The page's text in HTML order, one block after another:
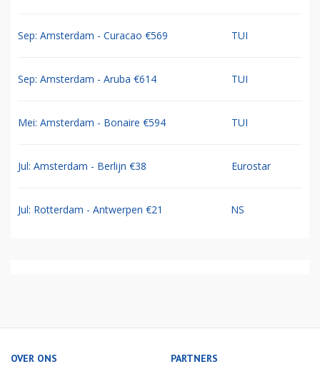
Sep: Amsterdam - Curacao €569 TUI
Sep: Amsterdam - Aruba €614 TUI
Mei: Amsterdam - Bonaire €594 TUI
Jul: Amsterdam - Berlijn €38 Eurostar
Jul: Rotterdam - Antwerpen €21 NS
OVER ONS PARTNERS